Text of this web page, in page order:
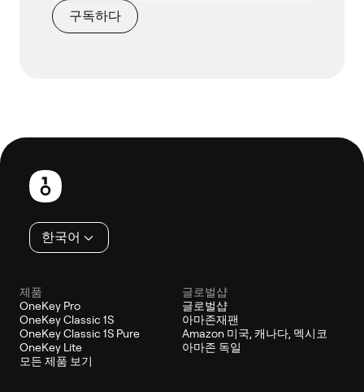
구독하다
보
한국어
제품
OneKey Pro
OneKey Classic 1S
OneKey Classic 1S Pure
OneKey Lite
모든 제품 보기
글로벌샵
글로벌샵
아마존재팬
Amazon 미국, 캐나다, 멕시코
아마존 독일